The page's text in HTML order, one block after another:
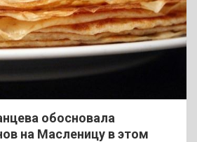
обосновала
на Масленицу в этом